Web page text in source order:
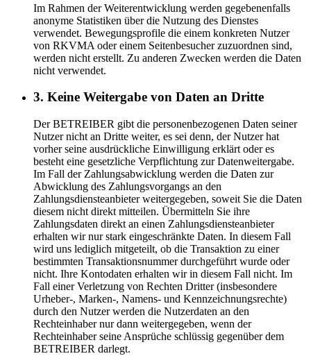
Im Rahmen der Weiterentwicklung werden gegebenenfalls
anonyme Statistiken über die Nutzung des Dienstes
verwendet. Bewegungsprofile die einem konkreten Nutzer
von RKVMA oder einem Seitenbesucher zuzuordnen sind,
werden nicht erstellt. Zu anderen Zwecken werden die Daten
nicht verwendet.
3. Keine Weitergabe von Daten an Dritte
Der BETREIBER gibt die personenbezogenen Daten seiner
Nutzer nicht an Dritte weiter, es sei denn, der Nutzer hat
vorher seine ausdrückliche Einwilligung erklärt oder es
besteht eine gesetzliche Verpflichtung zur Datenweitergabe.
Im Fall der Zahlungsabwicklung werden die Daten zur
Abwicklung des Zahlungsvorgangs an den
Zahlungsdiensteanbieter weitergegeben, soweit Sie die Daten
diesem nicht direkt mitteilen. Übermitteln Sie ihre
Zahlungsdaten direkt an einen Zahlungsdiensteanbieter
erhalten wir nur stark eingeschränkte Daten. In diesem Fall
wird uns lediglich mitgeteilt, ob die Transaktion zu einer
bestimmten Transaktionsnummer durchgeführt wurde oder
nicht. Ihre Kontodaten erhalten wir in diesem Fall nicht. Im
Fall einer Verletzung von Rechten Dritter (insbesondere
Urheber-, Marken-, Namens- und Kennzeichnungsrechte)
durch den Nutzer werden die Nutzerdaten an den
Rechteinhaber nur dann weitergegeben, wenn der
Rechteinhaber seine Ansprüche schlüssig gegenüber dem
BETREIBER darlegt.